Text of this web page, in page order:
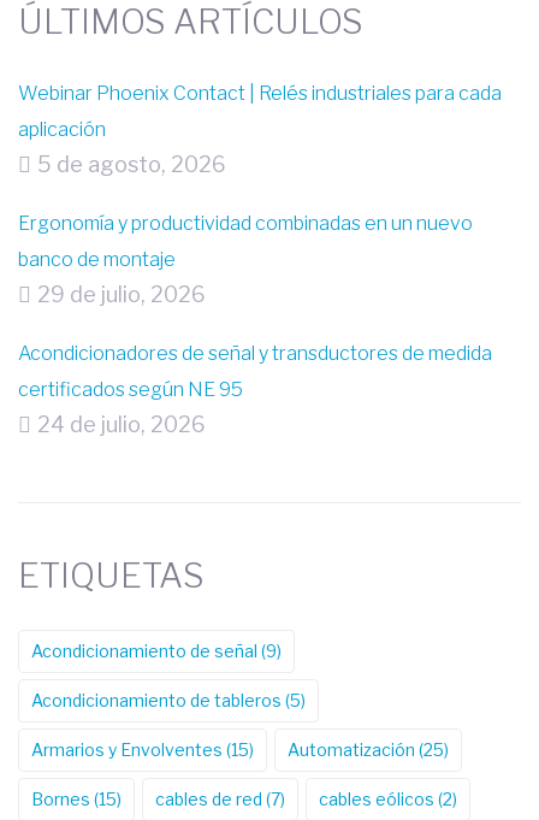
ÚLTIMOS ARTÍCULOS
Webinar Phoenix Contact | Relés industriales para cada
aplicación
5 de agosto, 2026
Ergonomía y productividad combinadas en un nuevo
banco de montaje
29 de julio, 2026
Acondicionadores de señal y transductores de medida
certificados según NE 95
24 de julio, 2026
ETIQUETAS
Acondicionamiento de señal (9)
Acondicionamiento de tableros (5)
Armarios y Envolventes (15) Automatización (25)
Bornes (15) cables de red (7) cables eólicos (2)